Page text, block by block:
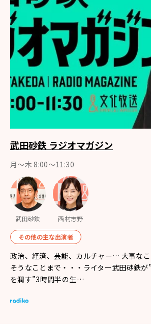
武田砂鉄 ラジオマガジン
月～木 8:00～11:30
武田砂鉄 西村志野
その他の主な出演者
政治、経済、芸能、カルチャー… 大事な
そうなことまで・・・ライター武田砂鉄が
を潤す”3時間半の生…